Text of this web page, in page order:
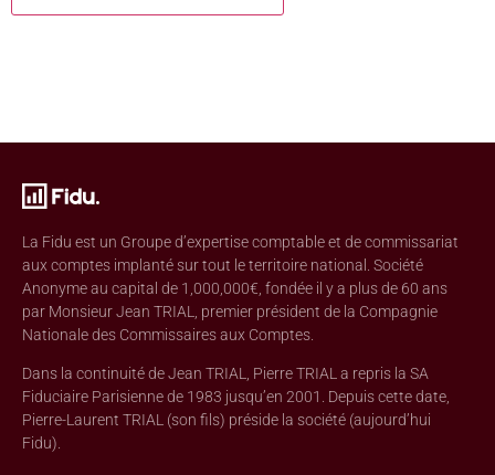
La Fidu est un Groupe d’expertise comptable et de commissariat
aux comptes implanté sur tout le territoire national. Société
Anonyme au capital de 1,000,000€, fondée il y a plus de 60 ans
par Monsieur Jean TRIAL, premier président de la Compagnie
Nationale des Commissaires aux Comptes.
Dans la continuité de Jean TRIAL, Pierre TRIAL a repris la SA
Fiduciaire Parisienne de 1983 jusqu’en 2001. Depuis cette date,
Pierre-Laurent TRIAL (son fils) préside la société (aujourd’hui
Fidu).